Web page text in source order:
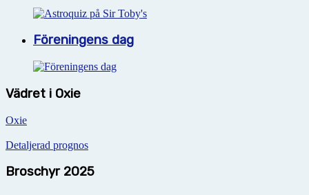
Föreningens dag
Vädret i Oxie
Oxie
Detaljerad prognos
Broschyr 2025